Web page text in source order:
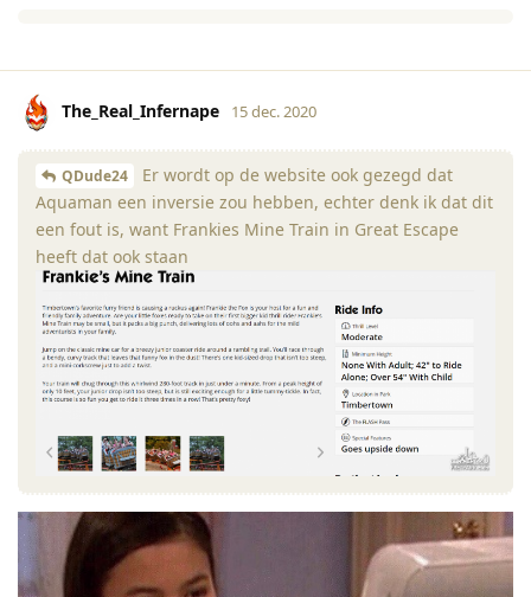
The_Real_Infernape 15 dec. 2020
QDude24
Er wordt op de website ook gezegd dat
Aquaman een inversie zou hebben, echter denk ik dat dit
een fout is, want Frankies Mine Train in Great Escape
heeft dat ook staan